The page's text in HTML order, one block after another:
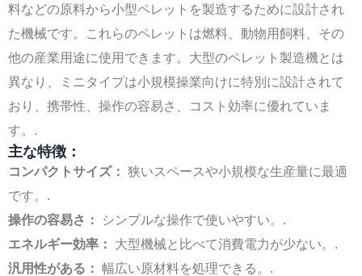
料などの原料から小型ペレットを製造するために設計され
た機械です。これらのペレットは燃料、動物用飼料、その
他の産業用途に使用できます。大型のペレット製造機とは
異なり、ミニタイプは小規模操業向けに特別に設計されて
おり、携帯性、操作の容易さ、コスト効率に優れていま
す。.
主な特徴：
コンパクトサイズ： 狭いスペースや小規模な生産量に最適
です。.
操作の容易さ：
シンプルな操作で使いやすい。.
エネルギー効率：
大型機械と比べて消費電力が少ない。.
汎用性がある： 幅広い原材料を処理できる。.